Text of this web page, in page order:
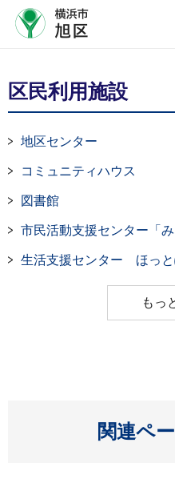
区民利用施設
地区センター
コミュニティハウス
図書館
市民活動支援センター「み
生活支援センター ほっと
もっ
関連ペ